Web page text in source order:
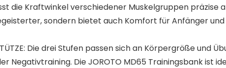
die Kraftwinkel verschiedener Muskelgruppen präzise
sondern bietet auch Komfort für Anfänger
Die drei Stufen passen sich an Körpergröße und
Negativtraining. Die JOROTO MD65 Trainingsbank ist